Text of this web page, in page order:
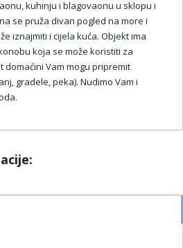
kuhinju i blagovaonu u sklopu i
se pruža divan pogled na more i
iznajmiti i cijela kuća. Objekt ima
koja se može koristiti za
domaćini Vam mogu pripremit
gradele, peka). Nudimo Vam i